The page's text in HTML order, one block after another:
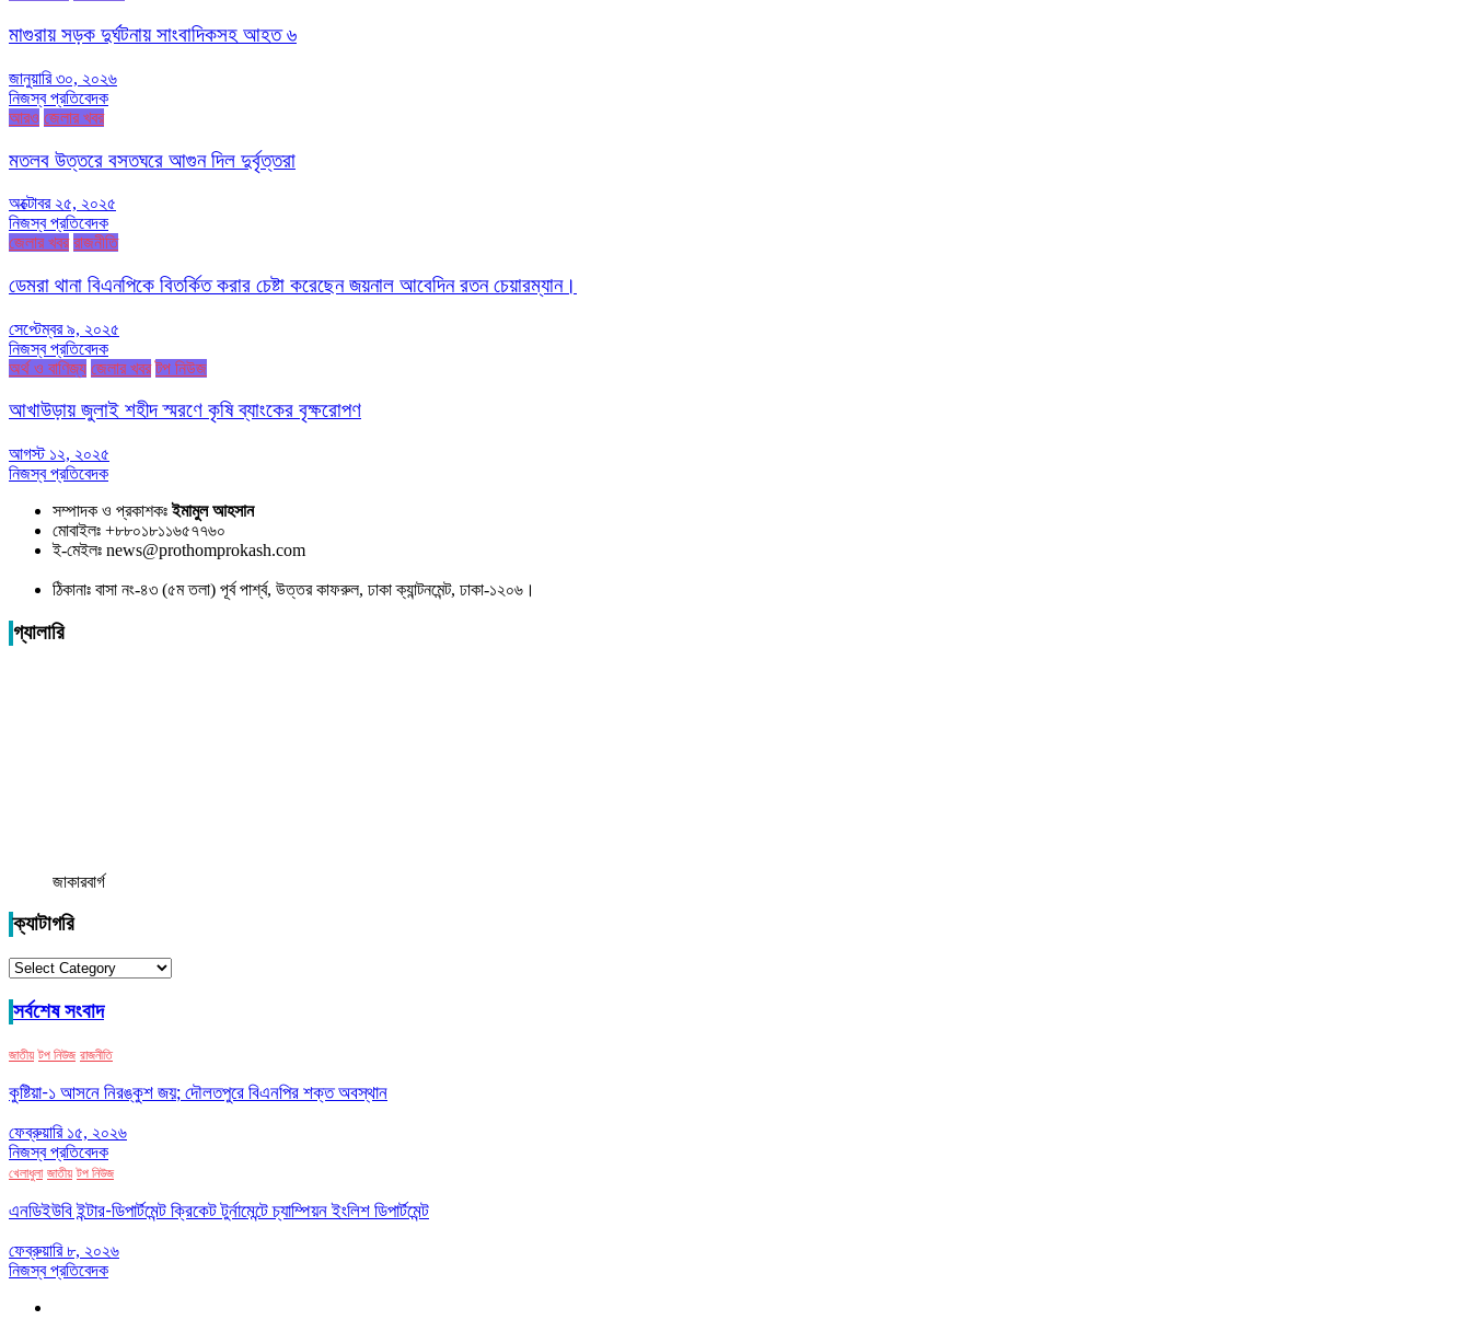
মাগুরায় সড়ক দুর্ঘটনায় সাংবাদিকসহ আহত ৬
জানুয়ারি ৩০, ২০২৬
নিজস্ব প্রতিবেদক
আরও জেলার খবর
মতলব উত্তরে বসতঘরে আগুন দিল দুর্বৃত্তরা
অক্টোবর ২৫, ২০২৫
নিজস্ব প্রতিবেদক
জেলার খবর রাজনীতি
ডেমরা থানা বিএনপিকে বিতর্কিত করার চেষ্টা করেছেন জয়নাল আবেদিন রতন চেয়ারম্যান।
সেপ্টেম্বর ৯, ২০২৫
নিজস্ব প্রতিবেদক
অর্থ ও বাণিজ্য জেলার খবর টপ নিউজ
আখাউড়ায় জুলাই শহীদ স্মরণে কৃষি ব্যাংকের বৃক্ষরোপণ
আগস্ট ১২, ২০২৫
নিজস্ব প্রতিবেদক
সম্পাদক ও প্রকাশকঃইমামুল আহসান
মোবাইলঃ +৮৮০১৮১১৬৫৭৭৬০
ই-মেইলঃ news@prothomprokash.com
ঠিকানাঃ বাসা নং-৪৩ (৫ম তলা) পূর্ব পার্শ্ব, উত্তর কাফরুল, ঢাকা ক্যান্টনমেন্ট, ঢাকা-১২০৬।
গ্যালারি
জাকারবার্গ
ক্যাটাগরি
ক্যাটাগরি
সর্বশেষ সংবাদ
জাতীয় টপ নিউজ রাজনীতি
কুষ্টিয়া-১ আসনে নিরঙ্কুশ জয়; দৌলতপুরে বিএনপির শক্ত অবস্থান
ফেব্রুয়ারি ১৫, ২০২৬
নিজস্ব প্রতিবেদক
খেলাধুলা জাতীয় টপ নিউজ
এনডিইউবি ইন্টার-ডিপার্টমেন্ট ক্রিকেট টুর্নামেন্টে চ্যাম্পিয়ন ইংলিশ ডিপার্টমেন্ট
ফেব্রুয়ারি ৮, ২০২৬
নিজস্ব প্রতিবেদক